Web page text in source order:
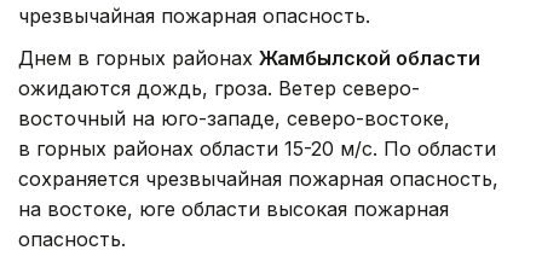
чрезвычайная пожарная опасность.
Днем в горных районах Жамбылской области
ожидаются дождь, гроза. Ветер северо-
восточный на юго-западе, северо-востоке,
в горных районах области 15-20 м/с. По области
сохраняется чрезвычайная пожарная опасность,
на востоке, юге области высокая пожарная
опасность.